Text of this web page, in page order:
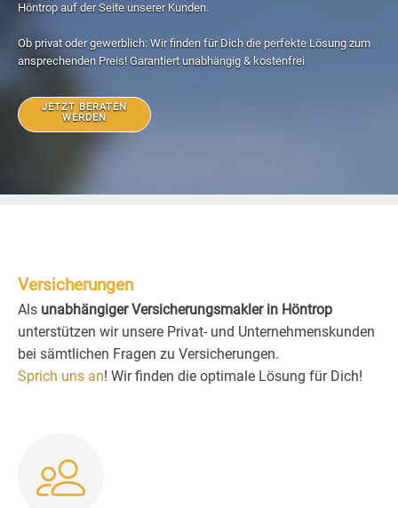
Höntrop auf der Seite unserer Kunden.
Ob privat oder gewerblich: Wir finden für Dich die perfekte Lösung zum
ansprechenden Preis! Garantiert unabhängig & kostenfrei
JETZT BERATEN
WERDEN
Versicherungen
Als unabhängiger Versicherungsmakler in Höntrop
unterstützen wir unsere Privat- und Unternehmenskunden
bei sämtlichen Fragen zu Versicherungen.
Sprich uns an! Wir finden die optimale Lösung für Dich!